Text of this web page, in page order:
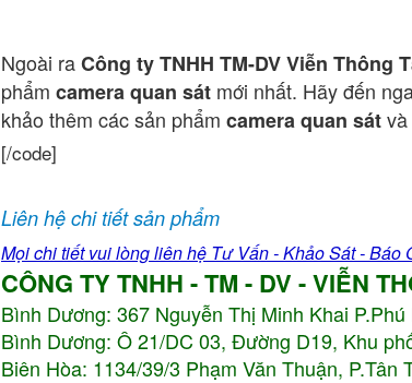
Ngoài raCông ty TNHH TM-DV Viễn Thông
phẩm camera quan sát mới nhất. Hãy đến
khảo thêm các sản phẩm camera quan sát
[/code]
Liên hệ chi tiết sản phẩm
Mọi chi tiết vui lòng liên hệ Tư Vấn - Khảo Sát - Báo
CÔNG TY TNHH - TM - DV - VIỄN
Bình Dương: 367 Nguyễn Thị Minh Khai
Bình Dương: Ô 21/DC 03, Đường D19, Khu
Biên Hòa: 1134/39/3 Phạm Văn Thuận, P.Tân